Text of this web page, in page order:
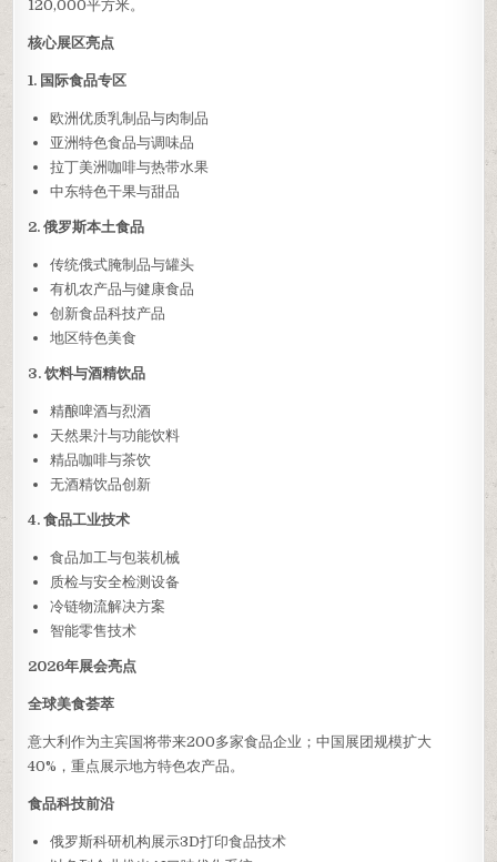
120,000平方米。
核心展区亮点
1. 国际食品专区
欧洲优质乳制品与肉制品
亚洲特色食品与调味品
拉丁美洲咖啡与热带水果
中东特色干果与甜品
2. 俄罗斯本土食品
传统俄式腌制品与罐头
有机农产品与健康食品
创新食品科技产品
地区特色美食
3. 饮料与酒精饮品
精酿啤酒与烈酒
天然果汁与功能饮料
精品咖啡与茶饮
无酒精饮品创新
4. 食品工业技术
食品加工与包装机械
质检与安全检测设备
冷链物流解决方案
智能零售技术
2026年展会亮点
全球美食荟萃
意大利作为主宾国将带来200多家食品企业；中国展团规模扩大
40%，重点展示地方特色农产品。
食品科技前沿
俄罗斯科研机构展示3D打印食品技术